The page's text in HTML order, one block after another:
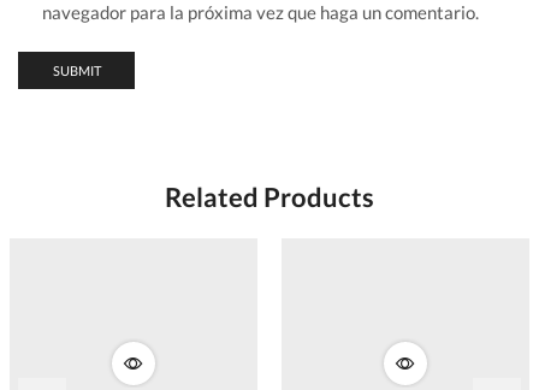
navegador para la próxima vez que haga un comentario.
Related Products